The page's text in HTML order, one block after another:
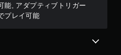
能, アダプティブトリガー
プレイ可能